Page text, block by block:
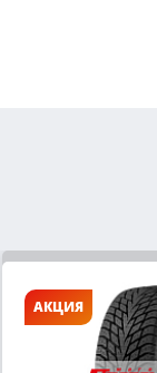
АКЦИЯ